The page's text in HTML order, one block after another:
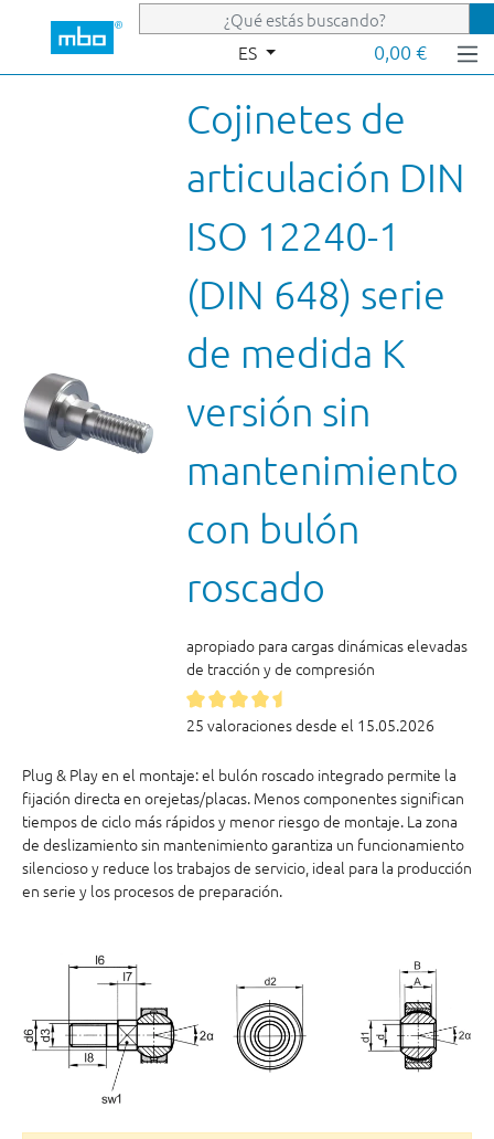
Saltar al contenido principal
ES 0,00 €
Cojinetes de
articulación DIN
ISO 12240-1
(DIN 648) serie
de medida K
versión sin
mantenimiento
con bulón
roscado
apropiado para cargas dinámicas elevadas
de tracción y de compresión
25 valoraciones desde el 15.05.2026
Plug & Play en el montaje: el bulón roscado integrado permite la
fijación directa en orejetas/placas. Menos componentes significan
tiempos de ciclo más rápidos y menor riesgo de montaje. La zona
de deslizamiento sin mantenimiento garantiza un funcionamiento
silencioso y reduce los trabajos de servicio, ideal para la producción
en serie y los procesos de preparación.